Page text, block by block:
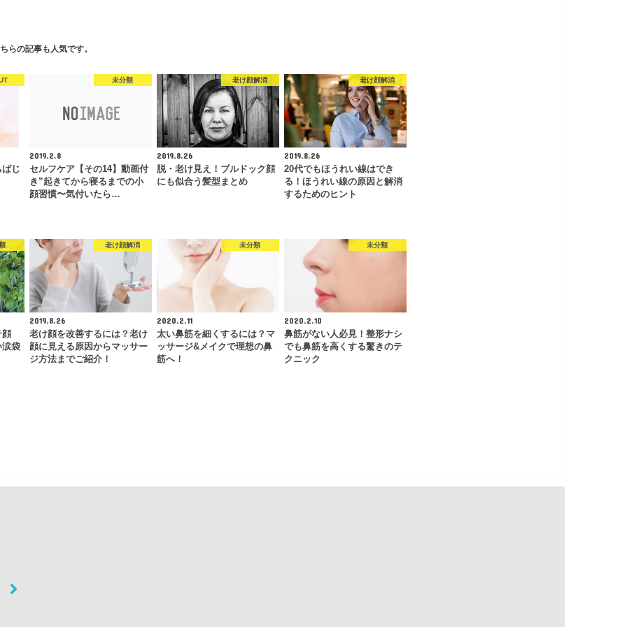
らの記事も人気です。
じ
未分類
2019.2.8
セルフケア【その14】動画付
き”起きてから寝るまでの小
顔習慣〜気付いたら…
老け顔解消
2019.8.26
脱・老け見え！ブルドック顔
にも似合う髪型まとめ
老け顔解消
2019.8.26
20代でもほうれい線はでき
る！ほうれい線の原因と解消
するためのヒント
顔
涙袋
老け顔解消
2019.8.26
老け顔を改善するには？老け
顔に見える原因からマッサー
ジ方法までご紹介！
未分類
2020.2.11
太い鼻筋を細くするには？マ
ッサージ&メイクで理想の鼻
筋へ！
未分類
2020.2.10
鼻筋がない人必見！整形ナシ
でも鼻筋を高くする驚きのテ
クニック